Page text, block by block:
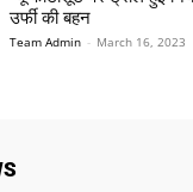
उर्फी की बहन
Team Admin - March 16, 2023